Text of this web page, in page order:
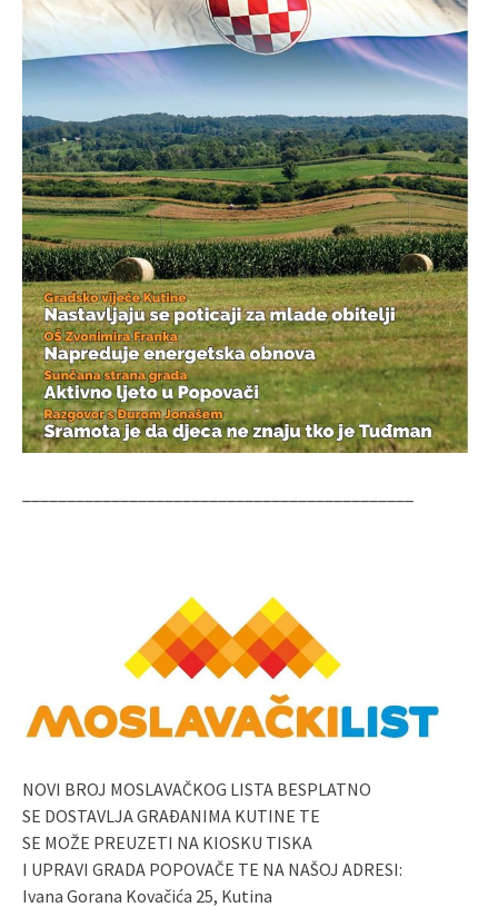
NOVI BROJ MOSLAVAČKOG LISTA BESPLATNO
SE DOSTAVLJA GRAĐANIMA KUTINE TE
SE MOŽE PREUZETI NA KIOSKU TISKA
I UPRAVI GRADA POPOVAČE TE NA NAŠOJ ADRESI:
Ivana Gorana Kovačića 25, Kutina